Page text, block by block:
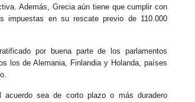
Además, Grecia aún tiene que cumplir con
impuestas en su rescate previo de 110.000
por buena parte de los parlamentos
los de Alemania, Finlandia y Holanda, países
acuerdo sea de corto plazo o más duradero